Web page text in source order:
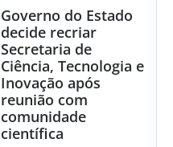
Governo do Estado
decide recriar
Secretaria de
Ciência, Tecnologia e
Inovação após
reunião com
comunidade
científica